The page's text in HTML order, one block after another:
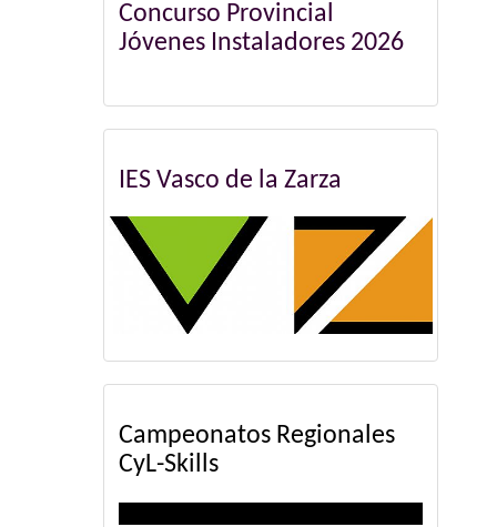
Concurso Provincial
Jóvenes Instaladores 2026
IES Vasco de la Zarza
Campeonatos Regionales
CyL-Skills